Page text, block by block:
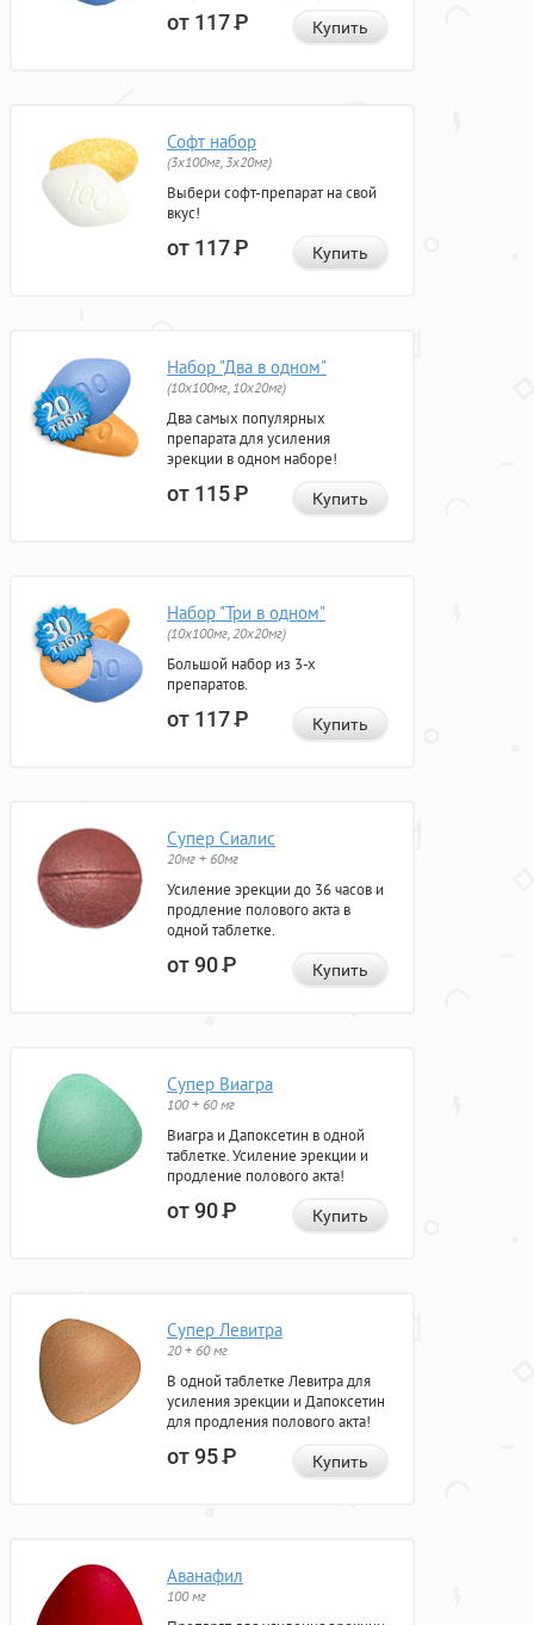
от 117Р Купить
Софт набор
(3x100мг, 3x20мг)
Выбери софт-препарат на свой
вкус!
от 117Р Купить
Набор "Два в одном"
(10x100мг, 10x20мг)
Два самых популярных
препарата для усиления
эрекции в одном наборе!
от 115Р Купить
Набор "Три в одном"
(10x100мг, 20x20мг)
Большой набор из 3-х
препаратов.
от 117Р Купить
Супер Сиалис
20мг + 60мг
Усиление эрекции до 36 часов и
продление полового акта в
одной таблетке.
от 90Р Купить
Супер Виагра
100 + 60 мг
Виагра и Дапоксетин в одной
таблетке. Усиление эрекции и
продление полового акта!
от 90Р Купить
Супер Левитра
20 + 60 мг
В одной таблетке Левитра для
усиления эрекции и Дапоксетин
для продления полового акта!
от 95Р Купить
Аванафил
100 мг